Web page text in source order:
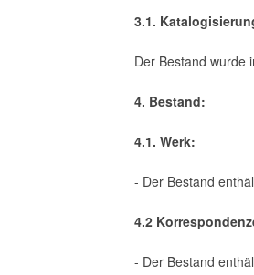
3.1.
Der Bestand wurde
4. Bestand:
4.1. Werk:
- Der Bestand
4.2
- Der Bestand